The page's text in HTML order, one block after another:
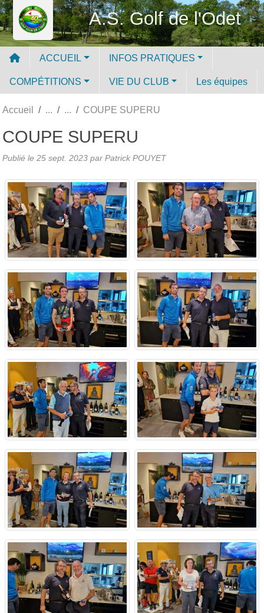
A.S. Golf de l'Odet
ACCUEIL INFOS PRATIQUES
COMPÉTITIONS VIE DU CLUB Les équipes
Accueil COUPE SUPERU
COUPE SUPERU
Publié le 25 sept. 2023 par Patrick POUYET
Panneau de gestion des cookies